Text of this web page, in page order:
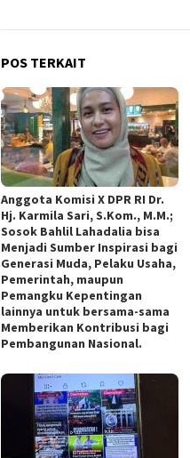
POS TERKAIT
Anggota Komisi X DPR RI Dr.
Hj. Karmila Sari, S.Kom., M.M.;
Sosok Bahlil Lahadalia bisa
Menjadi Sumber Inspirasi bagi
Generasi Muda, Pelaku Usaha,
Pemerintah, maupun
Pemangku Kepentingan
lainnya untuk bersama-sama
Memberikan Kontribusi bagi
Pembangunan Nasional.